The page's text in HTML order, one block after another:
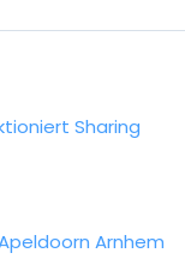
Sharing
Arnhem